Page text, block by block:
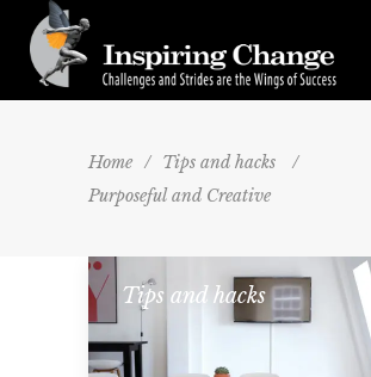
Home / Tips and hacks
/
Purposeful and Creative
Tips and hacks